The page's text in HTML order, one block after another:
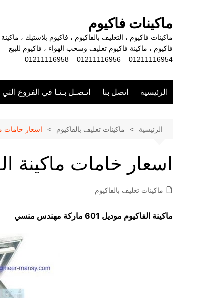
ماكينات فاكيوم
ماكينات فاكيوم ، التغليف بالفاكيوم ، فاكيوم بلاستيك ، ماكينة
فاكيوم ، ماكينة فاكيوم تغليف وسحب الهواء ، فاكيوم للبيع
01211116954 – 01211116956 – 01211116958
الرئيسية اتصل بنا اتـصـل بـنـا في الفروع
الرئيسية ماكينات تغليف بالفاكيوم اسعار خامات
اسعار خامات ماكينة
ماكينات تغليف بالفاكيوم
ماكينة الفاكيوم موديل 601 ماركة مهندس منسي